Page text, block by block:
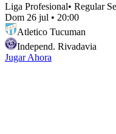
Liga Profesional• Regular
Dom 26 jul • 20:00
Atletico Tucuman
Independ. Rivadavia
Jugar Ahora